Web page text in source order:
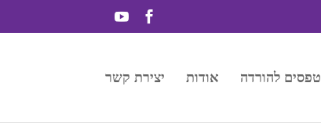
טפסים להורדה אודות יצירת קשר